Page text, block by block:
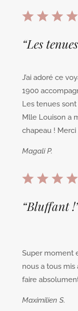
“Les
J’ai adoré ce
1900
Les tenues
Mlle Louison a
chapeau ! Merci
Magali P.
“Bluffant !
Super moment
nous a tous mis
faire
Maximilien S.